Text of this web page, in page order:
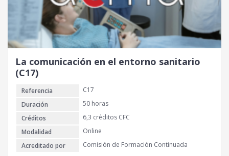
La comunicación en el entorno sanitario
(C17)
Referencia
C17
Duración
50 horas
Créditos
6,3 créditos CFC
Modalidad
Online
Acreditado por
Comisión de Formación Continuada